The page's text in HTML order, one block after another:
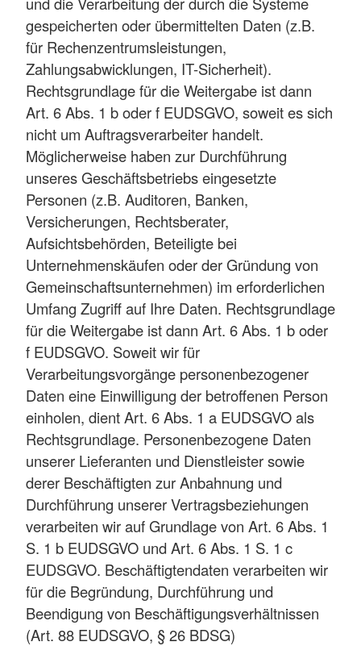
gespeicherten oder übermittelten Daten (z.B.
für Rechenzentrumsleistungen,
Zahlungsabwicklungen, IT-Sicherheit).
Rechtsgrundlage für die Weitergabe ist dann
Art. 6 Abs. 1 b oder f EUDSGVO, soweit es sich
nicht um Auftragsverarbeiter handelt.
Möglicherweise haben zur Durchführung
unseres Geschäftsbetriebs eingesetzte
Personen (z.B. Auditoren, Banken,
Versicherungen, Rechtsberater,
Aufsichtsbehörden, Beteiligte bei
Unternehmenskäufen oder der Gründung von
Gemeinschaftsunternehmen) im erforderlichen
Umfang Zugriff auf Ihre Daten. Rechtsgrundlage
für die Weitergabe ist dann Art. 6 Abs. 1 b oder
f EUDSGVO. Soweit wir für
Verarbeitungsvorgänge personenbezogener
Daten eine Einwilligung der betroffenen Person
einholen, dient Art. 6 Abs. 1 a EUDSGVO als
Rechtsgrundlage. Personenbezogene Daten
unserer Lieferanten und Dienstleister sowie
derer Beschäftigten zur Anbahnung und
Durchführung unserer Vertragsbeziehungen
verarbeiten wir auf Grundlage von Art. 6 Abs. 1
S. 1 b EUDSGVO und Art. 6 Abs. 1 S. 1 c
EUDSGVO. Beschäftigtendaten verarbeiten wir
für die Begründung, Durchführung und
Beendigung von Beschäftigungsverhältnissen
(Art. 88 EUDSGVO, § 26 BDSG)